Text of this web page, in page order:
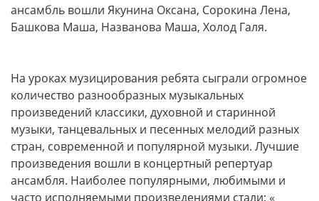
ансамбль вошли Якунина Оксана, Сорокина Лена,
Башкова Маша, Названова Маша, Холод Галя.
На уроках музицирования ребята сыграли огромное
количество разнообразных музыкальных
произведений классики, духовной и старинной
музыки, танцевальных и песенных мелодий разных
стран, современной и популярной музыки. Лучшие
произведения вошли в концертный репертуар
ансамбля. Наиболее популярными, любимыми и
часто исполняемыми произведениями стали: «